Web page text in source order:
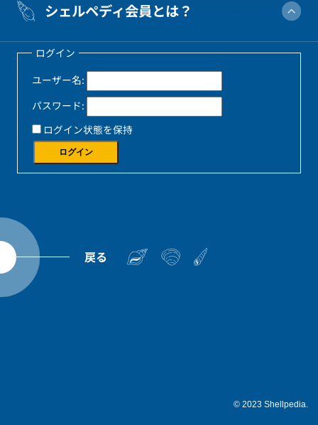
シェルペディ会員とは？
ログイン
ユーザー名:
パスワード:
ログイン状態を保持
ログイン
© 2023 Shellpedia.
戻る